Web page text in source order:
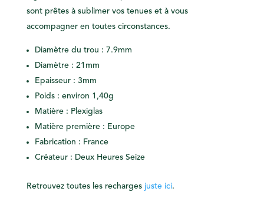
sont prêtes à sublimer vos tenues et à vous
accompagner en toutes circonstances.
Diamètre du trou : 7.9mm
Diamètre : 21mm
Epaisseur : 3mm
Poids : environ 1,40g
Matière : Plexiglas
Matière première : Europe
Fabrication : France
Créateur : Deux Heures Seize
Retrouvez toutes les recharges juste ici.